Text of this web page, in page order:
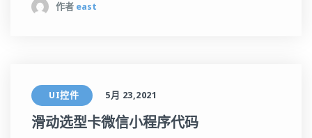
作者 east
UI控件 5月 23,2021
滑动选型卡微信小程序代码